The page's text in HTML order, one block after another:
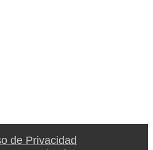
de Privacidad